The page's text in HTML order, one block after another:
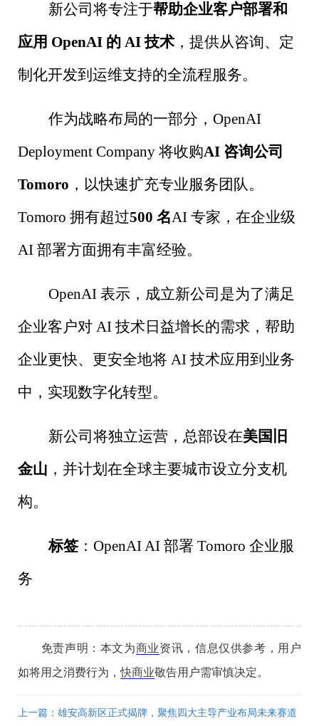
新公司将专注于帮助企业客户部署和
应用 OpenAI 的 AI技术，提供从咨询、定
制化开发到运维支持的全流程服务。
作为战略布局的一部分， OpenAI
Deployment Company 将收购AI 咨询公司
Tomoro ，以快速扩充专业服务团队。
Tomoro 拥有超过500 名AI 专家，在企业级
AI 部署方面拥有丰富经验。
OpenAI 表示，成立新公司是为了满足
企业客户对 AI 技术日益增长的需求，帮助
企业更快、更安全地将 AI 技术应用到业务
中，实现数字化转型。
新公司将独立运营，总部设在美国旧
金山 ，并计划在全球主要城市设立分支机
构。
标签： OpenAI AI 部署 Tomoro 企业服
务
免责声明：本文为商业资讯，信息仅供参考，用户
如将用之消费行为，快商业敬告用户需审慎决定。
上一篇：雄安高新区正式揭牌，聚焦四大主导产业布局未来赛道